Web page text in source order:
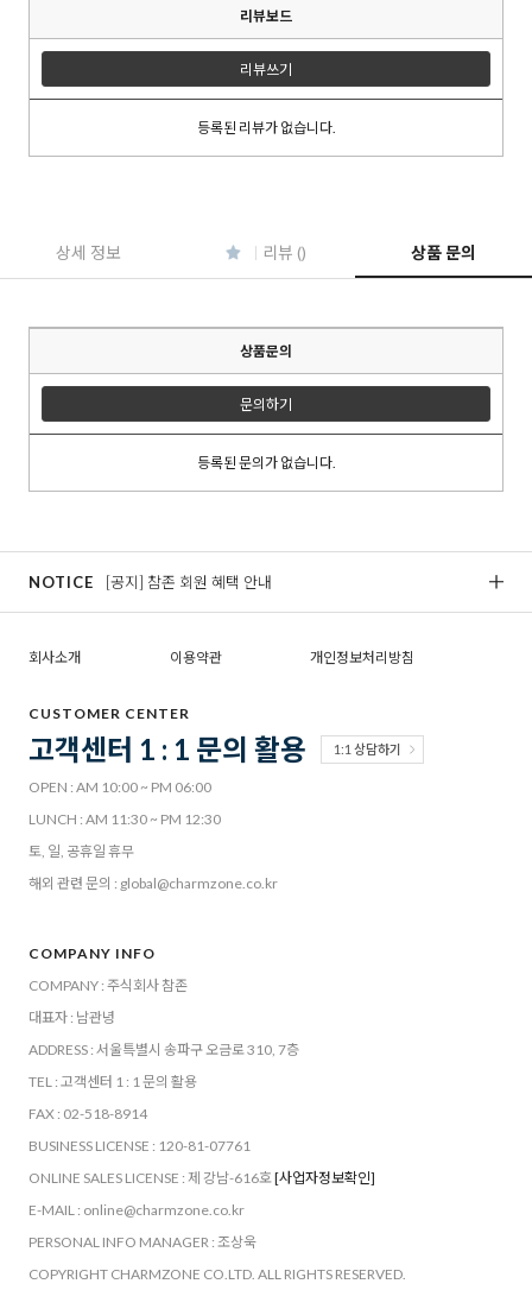
이코 라이프 하
리뷰보드
리뷰쓰기
등록된 리뷰가 없습니다.
상세 정보 리뷰 () 상품 문의
상품문의
문의하기
등록된 문의가 없습니다.
NOTICE [공지] 참존 회원 혜택 안내
회사소개 이용약관 개인정보처리방침
CUSTOMER CENTER
고객센터 1 : 1 문의 활용 1:1 상담하기
OPEN : AM 10:00 ~ PM 06:00
LUNCH : AM 11:30 ~ PM 12:30
토, 일, 공휴일 휴무
해외 관련 문의 : global@charmzone.co.kr
COMPANY INFO
COMPANY : 주식회사 참존
대표자 : 남관녕
ADDRESS : 서울특별시 송파구 오금로 310, 7층
TEL : 고객센터 1 : 1 문의 활용
FAX : 02-518-8914
BUSINESS LICENSE : 120-81-07761
ONLINE SALES LICENSE : 제 강남-616호[사업자정보확인]
E-MAIL : online@charmzone.co.kr
PERSONAL INFO MANAGER : 조상욱
COPYRIGHT CHARMZONE CO.LTD. ALL RIGHTS RESERVED.